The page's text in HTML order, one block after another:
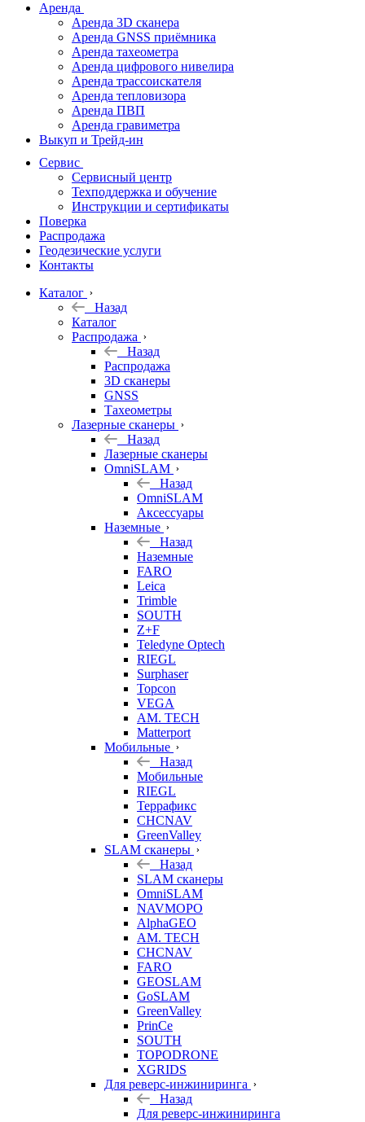
Нивелиры
Теодолиты
Трассоискатели
Неразрушающий
контроль
Аксессуары
Софт
Георадары
Акции
Гидрография
Подбор
оборудования
по задачам
Архив
Геодезическое
оборудование
Аренда
Аренда 3D сканера
Аренда GNSS приёмника
Аренда тахеометра
Аренда цифрового нивелира
Аренда трассоискателя
Аренда тепловизора
Аренда ПВП
Аренда гравиметра
Выкуп и Трейд-ин
Сервис
Сервисный центр
Техподдержка и обучение
Инструкции и сертификаты
Поверка
Распродажа
Геодезические услуги
Контакты
Каталог
Назад
Каталог
Распродажа
Назад
Распродажа
3D сканеры
GNSS
Тахеометры
Лазерные сканеры
Назад
Лазерные сканеры
OmniSLAM
Назад
OmniSLAM
Аксессуары
Наземные
Назад
Наземные
FARO
Leica
Trimble
SOUTH
Z+F
Teledyne Optech
RIEGL
Surphaser
Topcon
VEGA
AM. TECH
Matterport
Мобильные
Назад
Мобильные
RIEGL
Террафикс
CHCNAV
GreenValley
SLAM сканеры
Назад
SLAM сканеры
OmniSLAM
NAVMOPO
AlphaGEO
AM. TECH
CHCNAV
FARO
GEOSLAM
GoSLAM
GreenValley
PrinCe
SOUTH
TOPODRONE
XGRIDS
Для реверс-инжиниринга
Назад
Для реверс-инжиниринга